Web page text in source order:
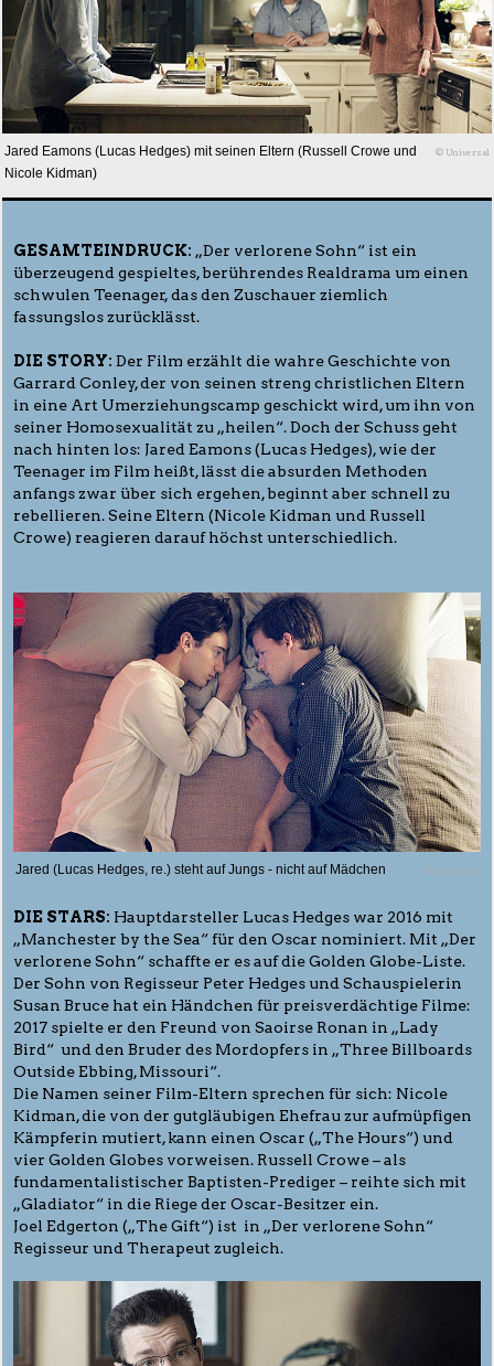
Jared Eamons (Lucas Hedges) mit seinen Eltern (Russell Crowe und
Nicole Kidman)
© Universal
GESAMTEINDRUCK: „Der verlorene Sohn“ ist ein
überzeugend gespieltes, berührendes Realdrama um einen
schwulen Teenager, das den Zuschauer ziemlich
fassungslos zurücklässt.
DIE STORY: Der Film erzählt die wahre Geschichte von
Garrard Conley, der von seinen streng christlichen Eltern
in eine Art Umerziehungscamp geschickt wird, um ihn von
seiner Homosexualität zu „heilen“. Doch der Schuss geht
nach hinten los: Jared Eamons (Lucas Hedges), wie der
Teenager im Film heißt, lässt die absurden Methoden
anfangs zwar über sich ergehen, beginnt aber schnell zu
rebellieren. Seine Eltern (Nicole Kidman und Russell
Crowe) reagieren darauf höchst unterschiedlich.
Jared (Lucas Hedges, re.) steht auf Jungs - nicht auf Mädchen © Universal
DIE STARS: Hauptdarsteller Lucas Hedges war 2016 mit
„Manchester by the Sea“ für den Oscar nominiert. Mit „Der
verlorene Sohn“ schaffte er es auf die Golden Globe-Liste.
Der Sohn von Regisseur Peter Hedges und Schauspielerin
Susan Bruce hat ein Händchen für preisverdächtige Filme:
2017 spielte er den Freund von Saoirse Ronan in „Lady
Bird“ und den Bruder des Mordopfers in „Three Billboards
Outside Ebbing, Missouri“.
Die Namen seiner Film-Eltern sprechen für sich: Nicole
Kidman, die von der gutgläubigen Ehefrau zur aufmüpfigen
Kämpferin mutiert, kann einen Oscar („The Hours“) und
vier Golden Globes vorweisen. Russell Crowe – als
fundamentalistischer Baptisten-Prediger – reihte sich mit
„Gladiator“ in die Riege der Oscar-Besitzer ein.
Joel Edgerton („The Gift“) ist in „Der verlorene Sohn“
Regisseur und Therapeut zugleich.